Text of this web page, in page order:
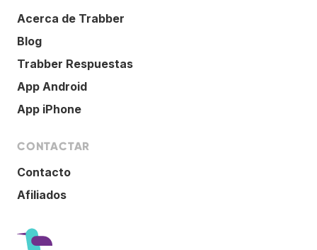
Acerca de Trabber
Blog
Trabber Respuestas
App Android
App iPhone
CONTACTAR
Contacto
Afiliados